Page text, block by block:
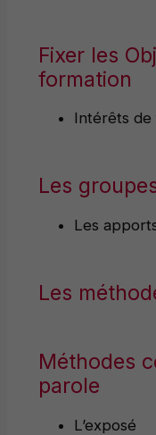
Fixer les
formation
Intérêts de
Les
Les
Les
Méthodes
parole
L’exposé